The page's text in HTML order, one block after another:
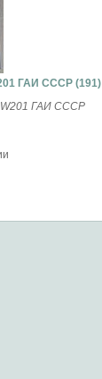
ГАИ СССР (191)
W201 ГАИ СССР